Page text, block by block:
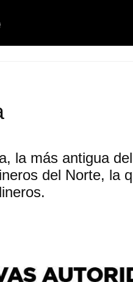
la más antigua
del Norte, la